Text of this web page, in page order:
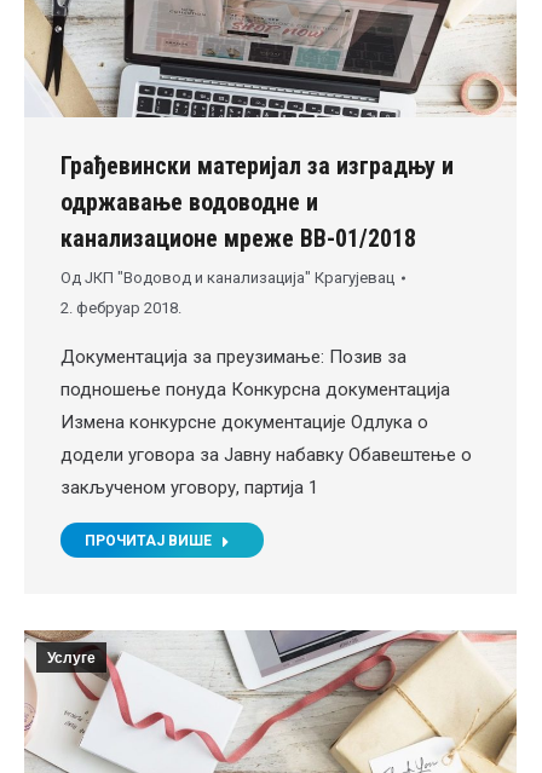
Грађевински материјал за изградњу и
одржавање водоводне и
канализационе мреже ВВ-01/2018
Од ЈКП "Водовод и канализација" Крагујевац
2. фебруар 2018.
Документација за преузимање: Позив за
подношење понуда Конкурсна документација
Измена конкурсне документације Одлука о
додели уговора за Јавну набавку Обавештење о
закљученом уговору, партија 1
ПРОЧИТАЈ ВИШЕ
Услуге